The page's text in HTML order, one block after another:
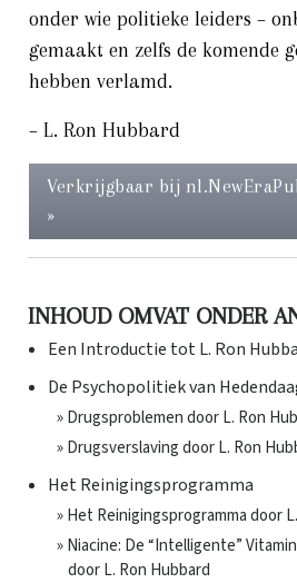
onder wie politieke leiders –
gemaakt en zelfs de komende
hebben verlamd.
– L. Ron Hubbard
Verkrijgbaar bij
»
INHOUD OMVAT ONDER
Een Introductie tot L. Ron
De Psychopolitiek van
» Drugsproblemen door L. Ron
» Drugsverslaving door L. Ron
Het Reinigingsprogramma
» Het Reinigingsprogramma door
» Niacine: De “Intelligente”
door L. Ron Hubbard